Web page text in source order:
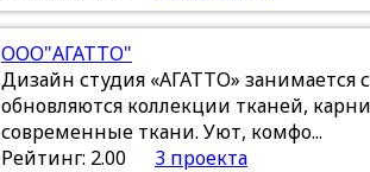
ООО"АГАТТО"
Дизайн студия «АГАТТО»
обновляются коллекции тканей,
современные ткани. Уют, комфо...
Рейтинг: 2.00
3 проекта